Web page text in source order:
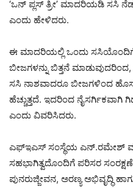
‘ಒನ್ ಪ್ಲಸ್ ತ್ರೀ’ ಮಾದರಿಯಡಿ ಸಸಿ
ಎಂದು ಹೇಳಿದರು.
ಈ ಮಾದರಿಯಲ್ಲಿ ಒಂದು ಸಸಿಯೊಂದಿಗೆ
ಬೀಜಗಳನ್ನು ಬಿತ್ತನೆ
ಸಸಿ ನಾಶವಾದರೂ ಬೀಜಗಳಿಂದ
ಹೆಚ್ಚುತ್ತದೆ. ಇದರಿಂದ ನೈಸರ್ಗಿಕವಾಗಿ
ಎಂದು ವಿವರಿಸಿದರು.
ಎಫ್‌ಇಎಸ್ ಸಂಸ್ಥೆಯ ಎನ್.ರಮೇಶ್
ಸಹಭಾಗಿತ್ವದೊಂದಿಗೆ ಪರಿಸರ
ಪುನರುಜ್ಜೀವನ, ಅರಣ್ಯ ಅಭಿವೃದ್ಧಿ